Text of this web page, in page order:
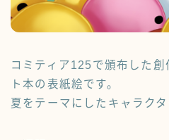
コミティア125で頒布した創
ト本の表紙絵です。
夏をテーマにしたキャラク